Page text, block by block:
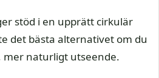
stöd i en upprätt cirkulär
det bästa alternativet om du
naturligt utseende.